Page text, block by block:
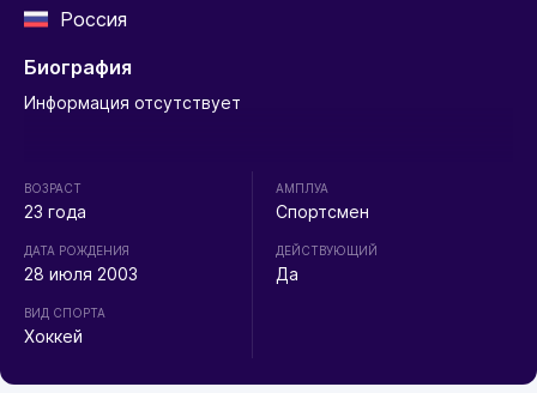
Россия
Биография
Информация отсутствует
ВОЗРАСТ
23 года
ДАТА РОЖДЕНИЯ
28 июля 2003
ВИД СПОРТА
Хоккей
АМПЛУА
Спортсмен
ДЕЙСТВУЮЩИЙ
Да